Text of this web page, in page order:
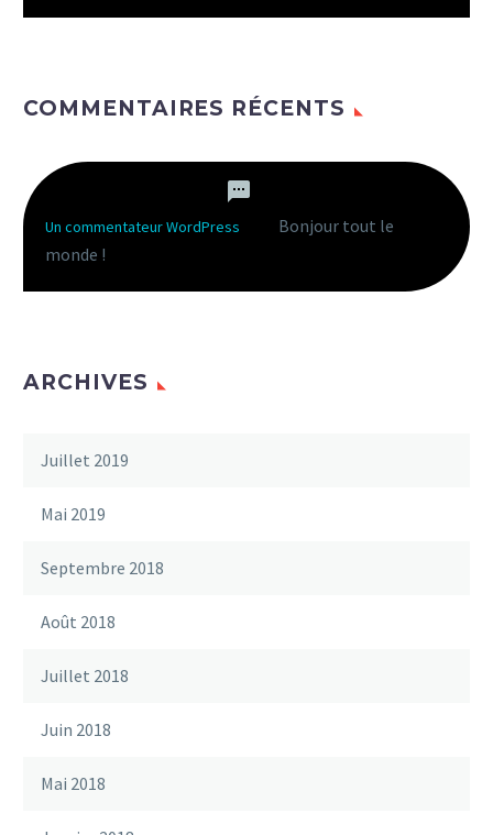
COMMENTAIRES RÉCENTS
Un commentateur WordPress
Bonjour tout le
monde !
ARCHIVES
Juillet 2019
Mai 2019
Septembre 2018
Août 2018
Juillet 2018
Juin 2018
Mai 2018